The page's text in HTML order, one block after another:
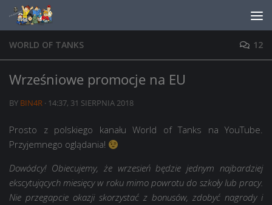
Skip to content
WORLD OF TANKS 12
Wrześniowe promocje na EU
BY BIN4R · 14:37, 31 SIERPNIA 2018
Prosto z polskiego kanału World of Tanks na YouTube.
Przyjemnego oglądania!
Dowódcy! Obiecujemy, że wrzesień będzie jednym najbardziej
ekscytujących miesięcy w roku mimo powrotu do szkoły lub pracy.
Nie przegapcie okazji skorzystać z bonusów, zdobyć nagrody i